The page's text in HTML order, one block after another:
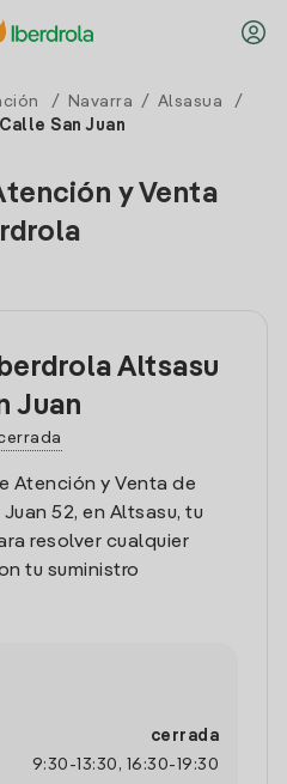
/ Navarra / Alsasua
/
San Juan
y Venta
Altsasu
Juan
Atención y Venta de
52, en Altsasu, tu
resolver cualquier
tu suministro
cerrada
9:30 - 13:30 , 16:30- 19:30